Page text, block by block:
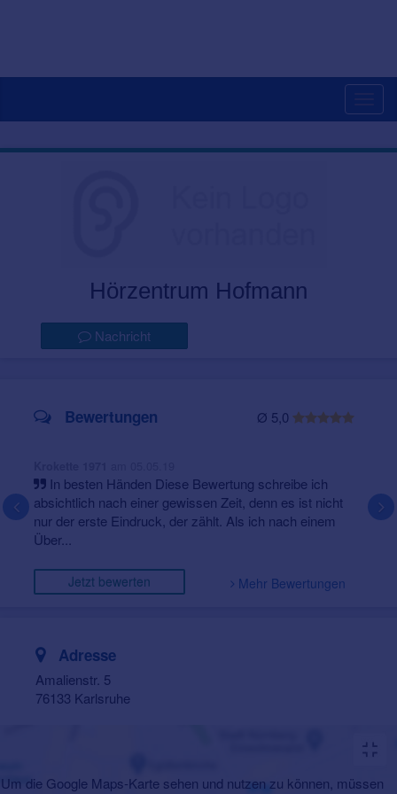
Hörzentrum Hofmann
Nachricht
Ø 5,0
Bewertungen
In besten Händen Diese Bewertung schreibe ich
absichtlich nach einer gewissen Zeit, denn es ist nicht
nur der erste Eindruck, der zählt. Als ich nach einem
Über...
Jetzt bewerten Mehr Bewertungen
Adresse
Amalienstr. 5
76133 Karlsruhe
Um die Google Maps-Karte sehen und nutzen zu können, müssen